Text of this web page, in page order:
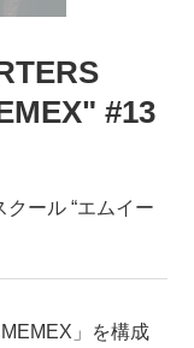
#13
ール “エムイー
」を構成